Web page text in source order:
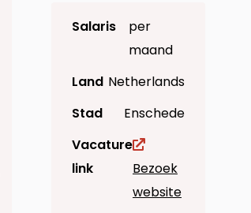
Salaris
per
maand
Land Netherlands
Stad
Enschede
Vacature
link
Bezoek
website